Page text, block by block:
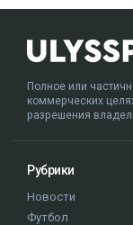
Полное или
коммерческих
разрешения
Рубрики
Новости
Футбол